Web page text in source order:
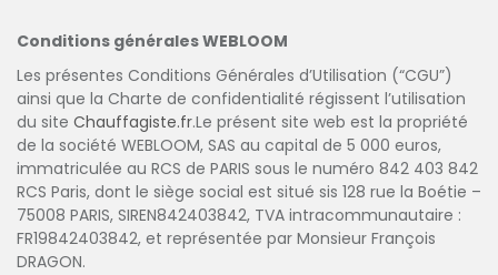
Conditions générales WEBLOOM
Les présentes Conditions Générales d’Utilisation (“CGU”)
ainsi que la Charte de confidentialité régissent l’utilisation
du site Chauffagiste.fr.Le présent site web est la propriété
de la société WEBLOOM, SAS au capital de 5 000 euros,
immatriculée au RCS de PARIS sous le numéro 842 403 842
RCS Paris, dont le siège social est situé sis 128 rue la Boétie –
75008 PARIS, SIREN842403842, TVA intracommunautaire :
FR19842403842, et représentée par Monsieur François
DRAGON.